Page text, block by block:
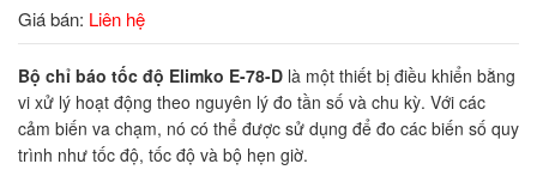
Giá bán: Liên hệ
Bộ chỉ báo tốc độ Elimko E-78-D là một thiết bị điều khiển bằng
vi xử lý hoạt động theo nguyên lý đo tần số và chu kỳ. Với các
cảm biến va chạm, nó có thể được sử dụng để đo các biến số quy
trình như tốc độ, tốc độ và bộ hẹn giờ.